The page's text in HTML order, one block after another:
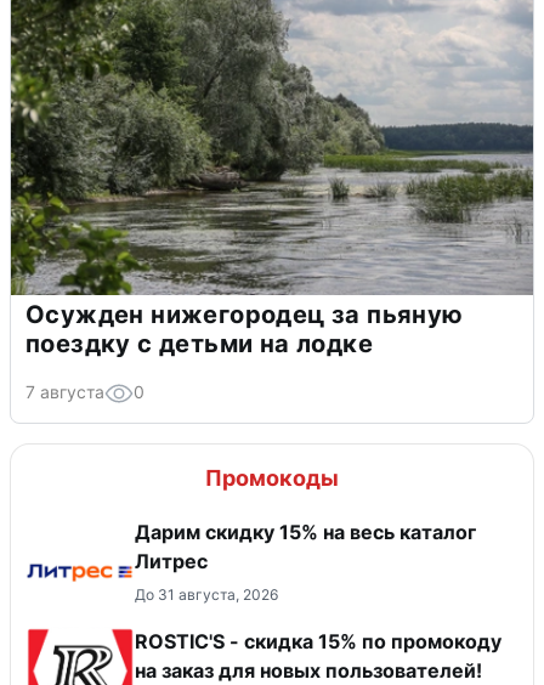
Осужден нижегородец за пьяную
поездку с детьми на лодке
7 августа 0
Промокоды
Дарим скидку 15% на весь каталог
Литрес
До 31 августа, 2026
ROSTIC'S - скидка 15% по промокоду
на заказ для новых пользователей!